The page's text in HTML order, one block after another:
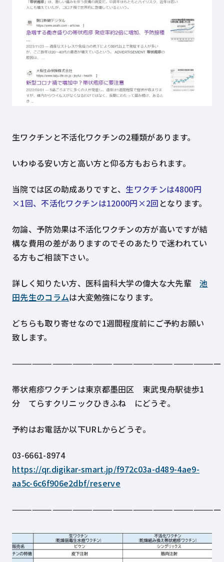
生ワクチンと不活化ワクチンの2種類があります。
いわゆる安い方と高い方と仰る方もおられます。
当院では区の助成ありですと、 生ワクチンは4800円
×1回、不活化ワクチンは12000円×2回 となります。
勿論、予防効果は不活化ワクチンの方が高いですが結
構な費用の差がありますのでそのあたりで迷われてい
る方もご相談下さい。
詳しく知りたい方、医科歯科大学の偉大な大先輩池
田先生のコラムは大変勉強になります。
どちらも取り寄せなので1週間程度前にご予約お願い
致します。
———————————————————————————————
帯状疱疹ワクチンは東京都墨田区 東武曳舟駅徒歩1
分 てらすクリニックひきふね にどうぞ。
予約はお電話か以下URLからどうぞ。
03-6661-8974
https://qr.digikar-smart.jp/f972c03a-d489-4ae9-
aa5c-6c6f906e2dbf/reserve
———————————————————————————————